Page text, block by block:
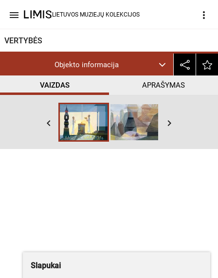
menu LIETUVOS MUZIEJŲ KOLEKCIJOS more_vert
VERTYBĖS
Objekto informacija
VAIZDAS APRAŠYMAS
keyboard_arrow_left keyboard_arrow_right
Slapukai